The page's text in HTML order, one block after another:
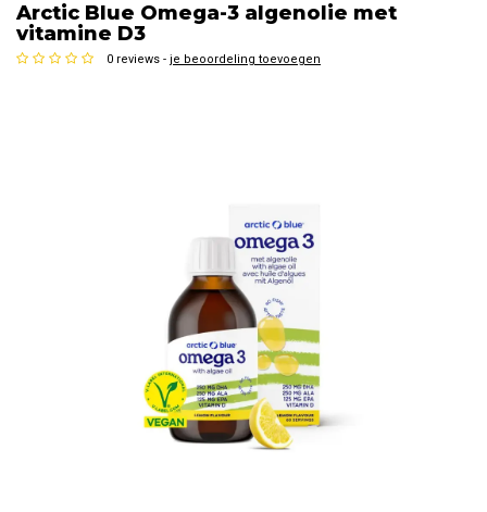
Arctic Blue Omega-3 algenolie met
vitamine D3
0 reviews - je beoordeling toevoegen